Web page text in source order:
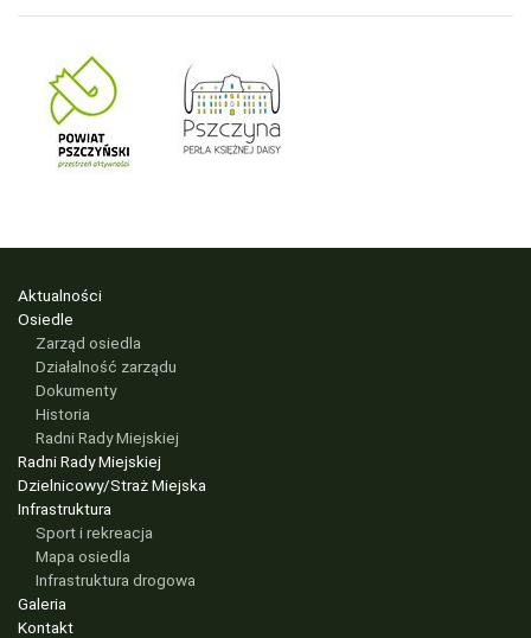
Aktualności
Osiedle
Zarząd osiedla
Działalność zarządu
Dokumenty
Historia
Radni Rady Miejskiej
Radni Rady Miejskiej
Dzielnicowy/Straż Miejska
Infrastruktura
Sport i rekreacja
Mapa osiedla
Infrastruktura drogowa
Galeria
Kontakt